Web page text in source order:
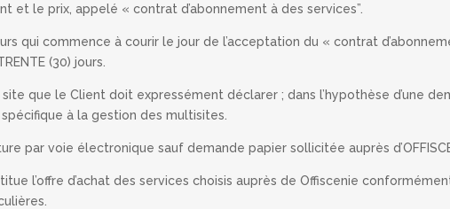
et le prix, appelé « contrat d’abonnement à des services”.
qui commence à courir le jour de l’acceptation du « contrat
(30) jours.
que le Client doit expressément déclarer ; dans l’hypothèse d’une
à la gestion des multisites.
par voie électronique sauf demande papier sollicitée auprès
l’offre d’achat des services choisis auprès de Offiscenie